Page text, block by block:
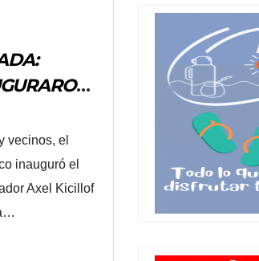
vecinos, el
inauguró el
Axel Kicillof